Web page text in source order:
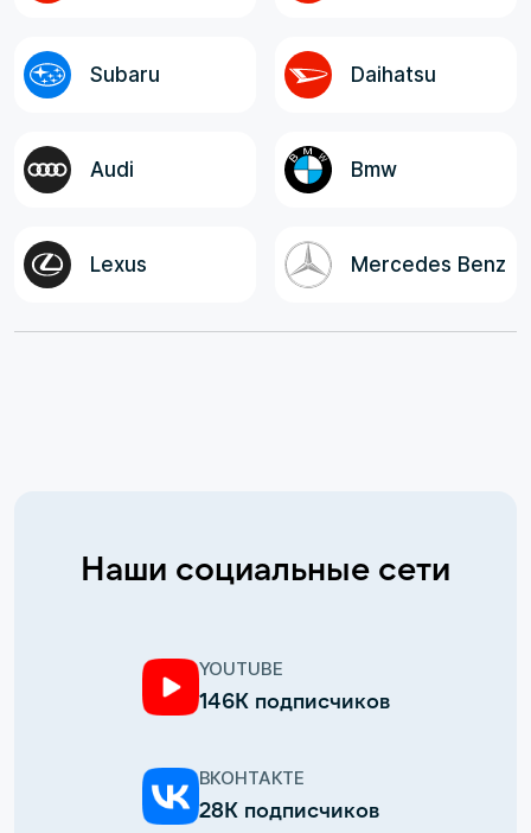
Subaru Daihatsu
Audi Bmw
Lexus Mercedes Benz
Наши социальные сети
YOUTUBE
146К подписчиков
ВКОНТАКТЕ
28К подписчиков